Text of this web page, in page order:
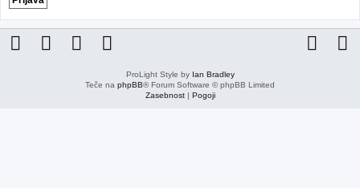
ProLight Style by Ian Bradley
Teče na phpBB® Forum Software © phpBB Limited
Zasebnost| Pogoji